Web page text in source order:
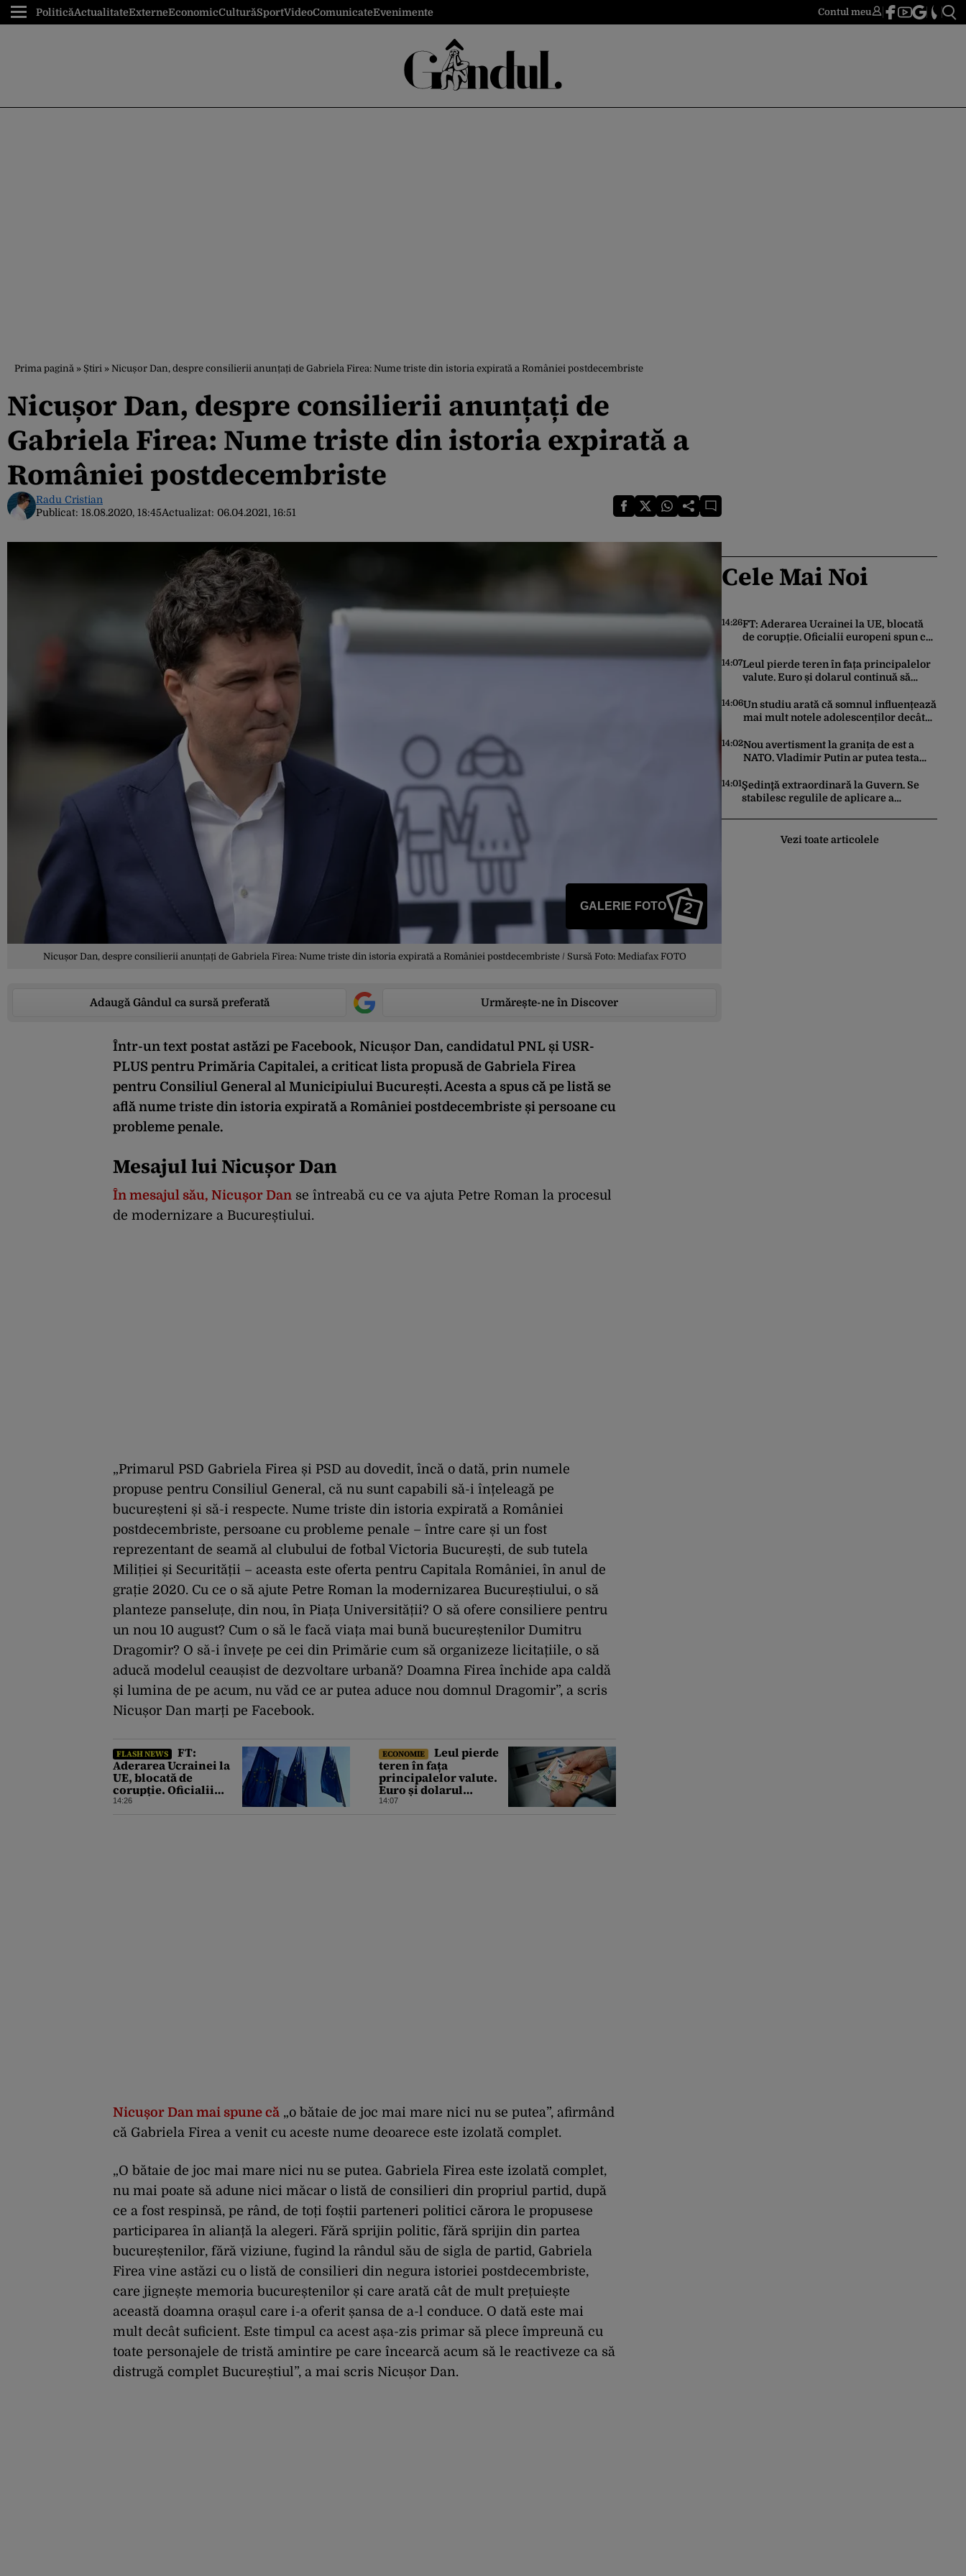
PoliticăActualitateExterneEconomicCulturăSportVideoComunicateEvenimente Contul meu
Prima pagină » Știri » Nicușor Dan, despre consilierii anunțați de Gabriela Firea: Nume triste din istoria expirată a României postdecembriste
Nicușor Dan, despre consilierii anunțați de
Gabriela Firea: Nume triste din istoria expirată a
României postdecembriste
Radu Cristian
Publicat: 18.08.2020, 18:45Actualizat: 06.04.2021, 16:51
GALERIE FOTO 2
Nicușor Dan, despre consilierii anunțați de Gabriela Firea: Nume triste din istoria expirată a României postdecembriste / Sursă Foto: Mediafax FOTO
Adaugă Gândul ca sursă preferată Urmărește-ne în Discover
Într-un text postat astăzi pe Facebook, Nicușor Dan, candidatul PNL și USR-
PLUS pentru Primăria Capitalei, a criticat lista propusă de Gabriela Firea
pentru Consiliul General al Municipiului București. Acesta a spus că pe listă se
află nume triste din istoria expirată a României postdecembriste și persoane cu
probleme penale.
Mesajul lui Nicușor Dan
În mesajul său, Nicușor Dan se întreabă cu ce va ajuta Petre Roman la procesul
de modernizare a Bucureștiului.
„Primarul PSD Gabriela Firea și PSD au dovedit, încă o dată, prin numele
propuse pentru Consiliul General, că nu sunt capabili să-i înțeleagă pe
bucureșteni și să-i respecte. Nume triste din istoria expirată a României
postdecembriste, persoane cu probleme penale – între care și un fost
reprezentant de seamă al clubului de fotbal Victoria București, de sub tutela
Miliției și Securității – aceasta este oferta pentru Capitala României, în anul de
grație 2020. Cu ce o să ajute Petre Roman la modernizarea Bucureștiului, o să
planteze panseluțe, din nou, în Piața Universității? O să ofere consiliere pentru
un nou 10 august? Cum o să le facă viața mai bună bucureștenilor Dumitru
Dragomir? O să-i învețe pe cei din Primărie cum să organizeze licitațiile, o să
aducă modelul ceaușist de dezvoltare urbană? Doamna Firea închide apa caldă
și lumina de pe acum, nu văd ce ar putea aduce nou domnul Dragomir”, a scris
Nicușor Dan marți pe Facebook.
FLASH NEWS
FT:
Aderarea Ucrainei la
UE, blocată de
corupție. Oficialii
europeni spun că o
14:26
ECONOMIE
Leul pierde
teren în fața
principalelor valute.
Euro și dolarul
continuă să crească.
14:07
Nicușor Dan mai spune că „o bătaie de joc mai mare nici nu se putea”, afirmând
că Gabriela Firea a venit cu aceste nume deoarece este izolată complet.
„O bătaie de joc mai mare nici nu se putea. Gabriela Firea este izolată complet,
nu mai poate să adune nici măcar o listă de consilieri din propriul partid, după
ce a fost respinsă, pe rând, de toți foștii parteneri politici cărora le propusese
participarea în alianță la alegeri. Fără sprijin politic, fără sprijin din partea
bucureștenilor, fără viziune, fugind la rândul său de sigla de partid, Gabriela
Firea vine astăzi cu o listă de consilieri din negura istoriei postdecembriste,
care jignește memoria bucureștenilor și care arată cât de mult prețuiește
această doamna orașul care i-a oferit șansa de a-l conduce. O dată este mai
mult decât suficient. Este timpul ca acest așa-zis primar să plece împreună cu
toate personajele de tristă amintire pe care încearcă acum să le reactiveze ca să
distrugă complet Bucureștiul”, a mai scris Nicușor Dan.
Cele Mai Noi
14:26FT: Aderarea Ucrainei la UE, blocată
de corupție. Oficialii europeni spun că
14:07Leul pierde teren în fața principalelor
valute. Euro și dolarul continuă să
pentru vineri de BNR
14:06Un studiu arată că somnul influențează
mai mult notele adolescenților decât
14:02Nou avertisment la granița de est a
NATO. Vladimir Putin ar putea testa
aceasta
14:01Şedinţă extraordinară la Guvern. Se
stabilesc regulile de aplicare a
Vezi toate articolele